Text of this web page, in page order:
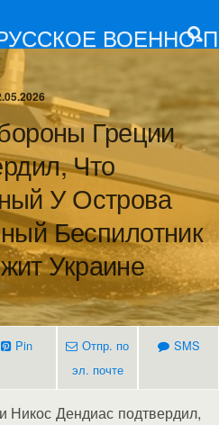
ВОЕННО-
Греции
Что
У Острова
Беспилотник
Украине
Pin
Отпр. по
эл. почте
SMS
Никос Дендиас подтвердил,